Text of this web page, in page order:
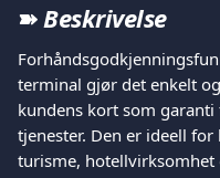
➽ Beskrivelse
terminal gjør det enkelt
kundens kort som
tjenester. Den er ideell
turisme, hotellvirksomhet